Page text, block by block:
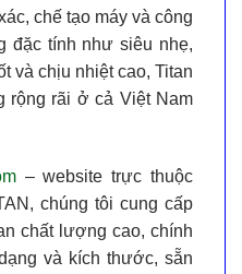
chế tạo máy và công
đặc tính nhưsiêu nhẹ,
và chịu nhiệt cao, Titan
rộng rãi ở cả Việt Nam
– website trực thuộc
, chúng tôi cung cấp
chất lượng cao, chính
và kích thước, sẵn